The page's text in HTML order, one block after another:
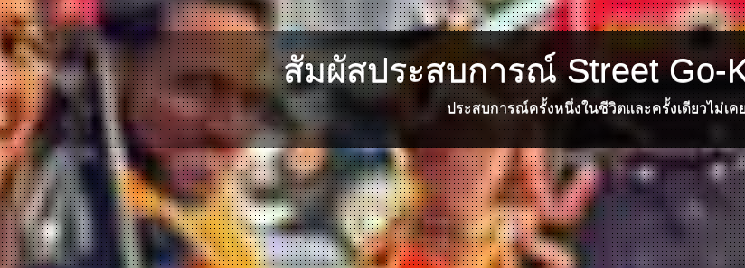
สัมผัสประสบการณ์ Street Go-
ประสบการณ์ครั้งหนึ่งในชีวิตและครั้งเดียวไม่เค